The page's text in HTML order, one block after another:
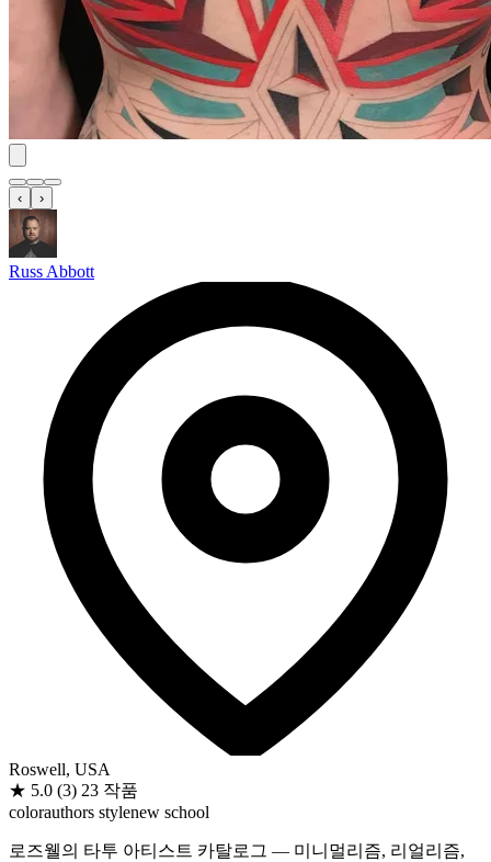
‹ ›
Russ Abbott
Roswell, USA
★ 5.0 (3) 23 작품
colorauthors stylenew school
로즈웰의 타투 아티스트 카탈로그 — 미니멀리즘, 리얼리즘,